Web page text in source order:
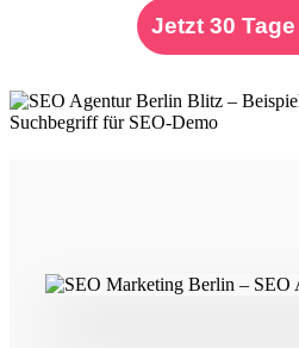
Jetzt 30